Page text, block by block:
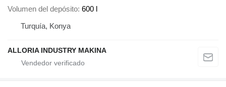
Volumen del depósito 600 l
Turquía, Konya
ALLORIA INDUSTRY MAKINA